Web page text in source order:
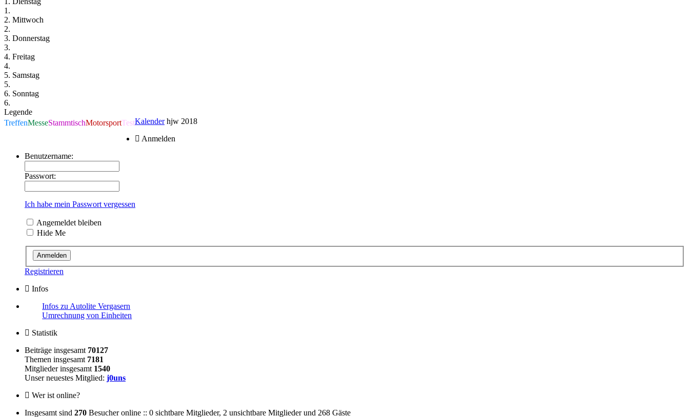
1.
2. Mittwoch
2.
3. Donnerstag
3.
4. Freitag
4.
5. Samstag
5.
6. Sonntag
6.
Legende
TreffenMesseStammtischMotorsportTestKalenderhjw 2018
Anmelden
Benutzername:
Passwort:
Ich habe mein Passwort vergessen
Angemeldet bleiben
Hide Me
Registrieren
Infos
Infos zu Autolite Vergasern
Umrechnung von Einheiten
Statistik
Beiträge insgesamt 70127
Themen insgesamt 7181
Mitglieder insgesamt 1540
Unser neuestes Mitglied: j0uns
Wer ist online?
Insgesamt sind 270 Besucher online :: 0 sichtbare Mitglieder, 2 unsichtbare Mitglieder und 268 Gäste